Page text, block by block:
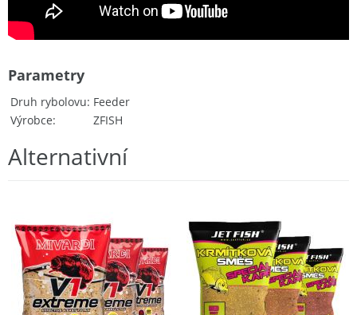
Druh rybolovu Feeder
Výrobce
ZFISH
Parametry
Alternativní